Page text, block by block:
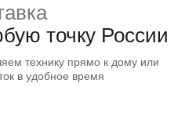
точку России
технику прямо к дому или
в удобное время